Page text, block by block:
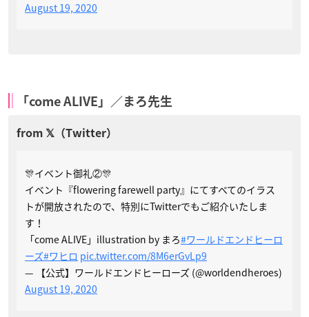
August 19, 2020
「come ALIVE」／まろ先生
🎊イベント御礼②🎊
イベント『flowering farewell party』にてすべてのイラス
トが開放されたので、特別にTwitterでもご紹介いたしま
す！
「come ALIVE」illustration by まろ#ワールドエンドヒーロ
ーズ#ワヒロ pic.twitter.com/8M6erGvLp9
— 【公式】ワールドエンドヒーローズ (@worldendheroes)
August 19, 2020